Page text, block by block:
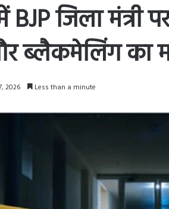
BJP जिला मंत्री
ब्लैकमेलिंग का
2026 Less than a minute